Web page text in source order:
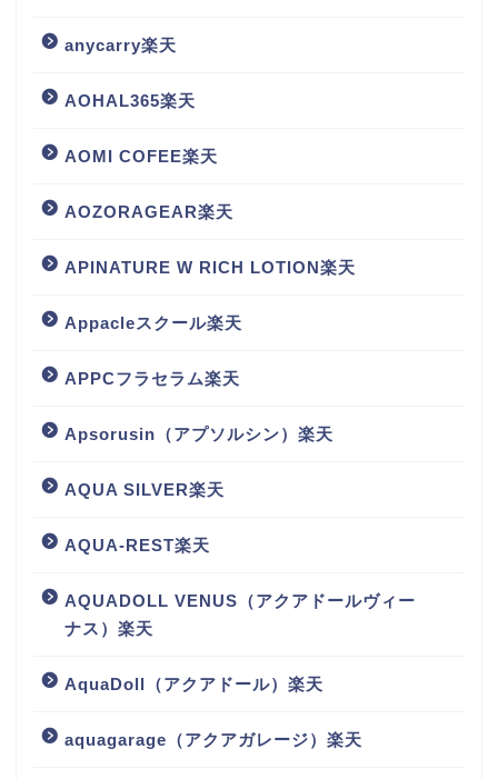
anycarry楽天
AOHAL365楽天
AOMI COFEE楽天
AOZORAGEAR楽天
APINATURE W RICH LOTION楽天
Appacleスクール楽天
APPCフラセラム楽天
Apsorusin（アプソルシン）楽天
AQUA SILVER楽天
AQUA-REST楽天
AQUADOLL VENUS（アクアドールヴィー
ナス）楽天
AquaDoll（アクアドール）楽天
aquagarage（アクアガレージ）楽天